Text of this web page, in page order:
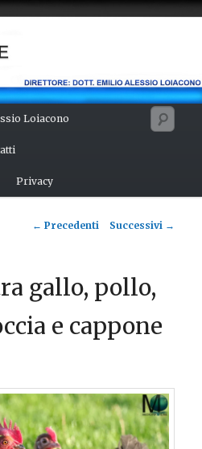
Loiacono
Privacy
Navigazione
← Precedenti Successivi →
gallo, pollo,
e cappone